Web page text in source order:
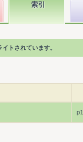
索引
トされています。